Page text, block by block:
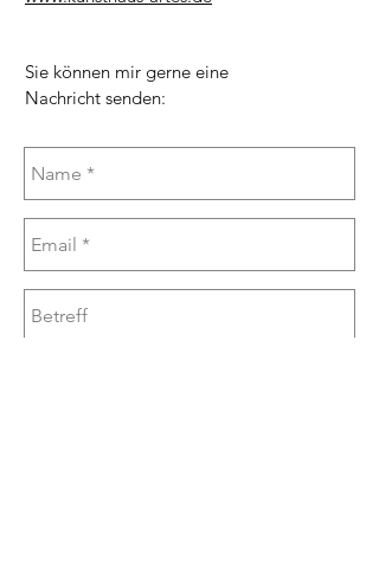
Sie können mir gerne eine
Nachricht senden: